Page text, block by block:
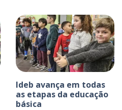
Ideb avança em todas
as etapas da educação
básica